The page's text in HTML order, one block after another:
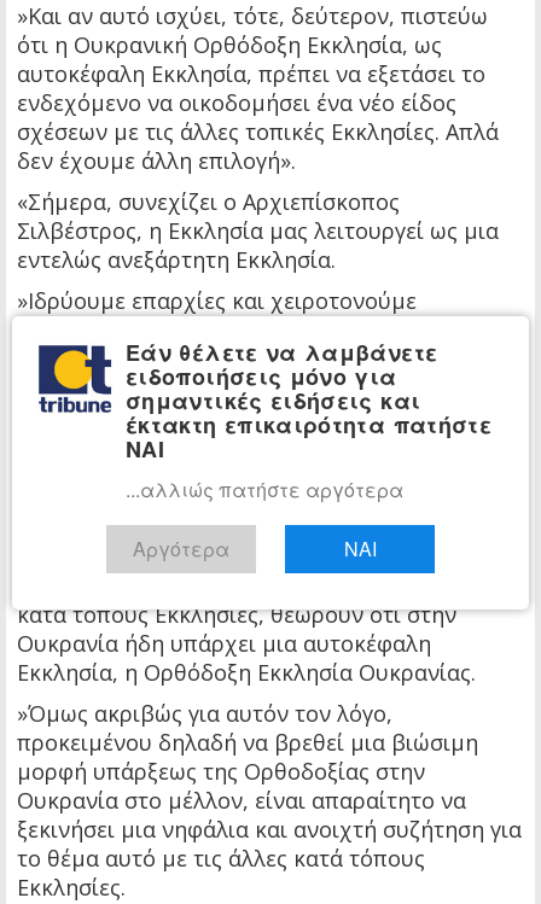
»Και αν αυτό ισχύει, τότε, δεύτερον, πιστεύω
ότι η Ουκρανική Ορθόδοξη Εκκλησία, ως
αυτοκέφαλη Εκκλησία, πρέπει να εξετάσει το
ενδεχόμενο να οικοδομήσει ένα νέο είδος
σχέσεων με τις άλλες τοπικές Εκκλησίες. Απλά
δεν έχουμε άλλη επιλογή».
«Σήμερα, συνεχίζει ο Αρχιεπίσκοπος
Σιλβέστρος, η Εκκλησία μας λειτουργεί ως μια
εντελώς ανεξάρτητη Εκκλησία.
»Ιδρύουμε επαρχίες και χειροτονούμε
μύρο και ανοίγουμε ενορίες στο εξωτερικό,
όπου κατοικούν σήμερα εκατομμύρια Ουκρανοί.
»Το μόνο που χρειάζεται είναι αυτή η
ανεξαρτησία να αναγνωριστεί και από τις άλλες
τοπικές Εκκλησίες.
»Εντούτοις είναι σαφές ότι εδώ υπάρχει ένα
σοβαρό πρόβλημα, δεδομένου ότι η Εκκλησία
κατά τόπους Εκκλησίες, θεωρούν ότι στην
Ουκρανία ήδη υπάρχει μια αυτοκέφαλη
Εκκλησία, η Ορθόδοξη Εκκλησία Ουκρανίας.
»Όμως ακριβώς για αυτόν τον λόγο,
προκειμένου δηλαδή να βρεθεί μια βιώσιμη
μορφή υπάρξεως της Ορθοδοξίας στην
Ουκρανία στο μέλλον, είναι απαραίτητο να
ξεκινήσει μια νηφάλια και ανοιχτή συζήτηση για
το θέμα αυτό με τις άλλες κατά τόπους
Εκκλησίες.
Εάν θέλετε να λαμβάνετε
ειδοποιήσεις μόνο για
σημαντικές ειδήσεις και
έκτακτη επικαιρότητα πατήστε
ΝΑΙ
...αλλιώς πατήστε αργότερα
Αργότερα ΝΑΙ